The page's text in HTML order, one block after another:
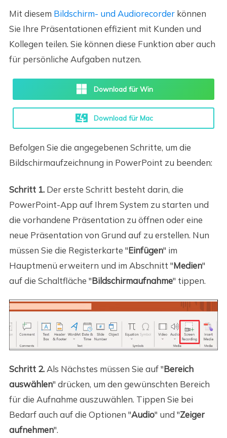
Mit diesem Bildschirm- und Audiorecorderkönnen
Sie Ihre Präsentationen effizient mit Kunden und
Kollegen teilen. Sie können diese Funktion aber auch
für persönliche Aufgaben nutzen.
Download für Win
Download für Mac
Befolgen Sie die angegebenen Schritte, um die
Bildschirmaufzeichnung in PowerPoint zu beenden:
Schritt 1.Der erste Schritt besteht darin, die
PowerPoint-App auf Ihrem System zu starten und
die vorhandene Präsentation zu öffnen oder eine
neue Präsentation von Grund auf zu erstellen. Nun
müssen Sie die Registerkarte "Einfügen" im
Hauptmenü erweitern und im Abschnitt "Medien"
auf die Schaltfläche "Bildschirmaufnahme" tippen.
Schritt 2.Als Nächstes müssen Sie auf "Bereich
auswählen" drücken, um den gewünschten Bereich
für die Aufnahme auszuwählen. Tippen Sie bei
Bedarf auch auf die Optionen "Audio" und "Zeiger
aufnehmen".